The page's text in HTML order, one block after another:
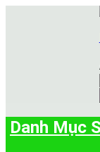
Danh Mục